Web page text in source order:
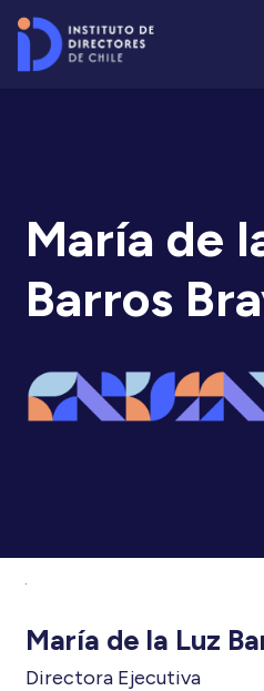
María de
Barros
María de la Luz
Directora Ejecutiva